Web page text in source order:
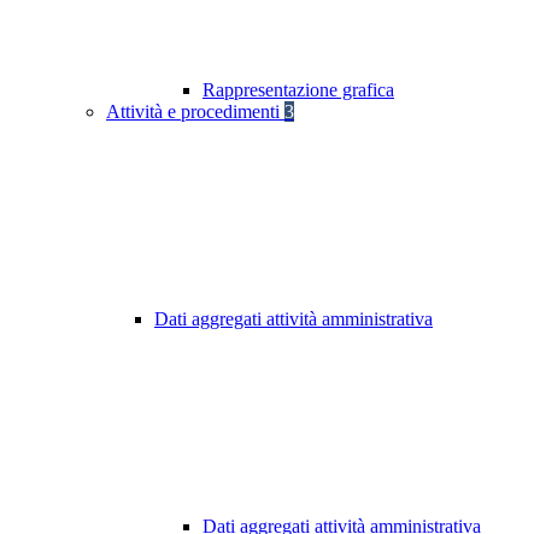
Rappresentazione grafica
Attività e procedimenti 3
Dati aggregati attività amministrativa
Dati aggregati attività amministrativa